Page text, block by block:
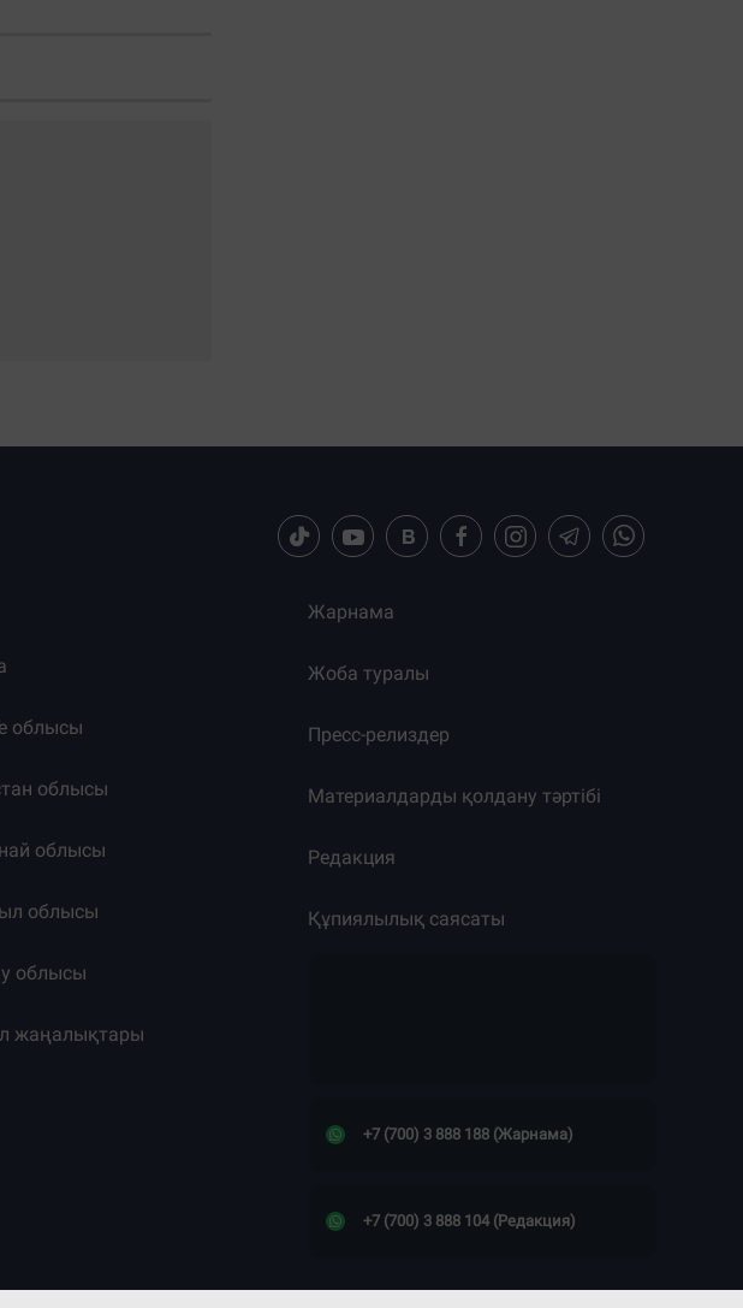
облысы
облысы
облысы
облысы
облысы
жаңалықтары
Жарнама
Жоба туралы
Пресс-релиздер
Материалдарды қолдану тәртібі
Редакция
Құпиялылық саясаты
+7 (700) 3 888 188 (Жарнама)
+7 (700) 3 888 104 (Редакция)